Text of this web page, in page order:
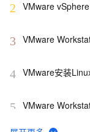
2 VMware
3 VMware
4 VMware安装
5 VMware